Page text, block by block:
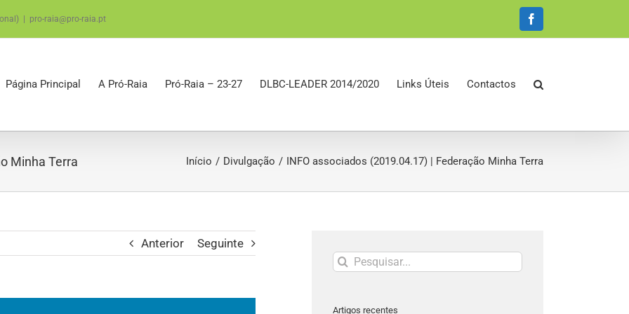
pro-raia@pro-raia.pt Facebook
Página Principal A Pró-Raia Pró-Raia – 23-27 DLBC-LEADER 2014/2020 Links Úteis Contactos
Minha Terra Início Divulgação INFO associados (2019.04.17) | Federação Minha Terra
Anterior Seguinte
Pesquisar
Artigos recentes